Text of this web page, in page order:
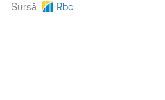
Sursă Rbc